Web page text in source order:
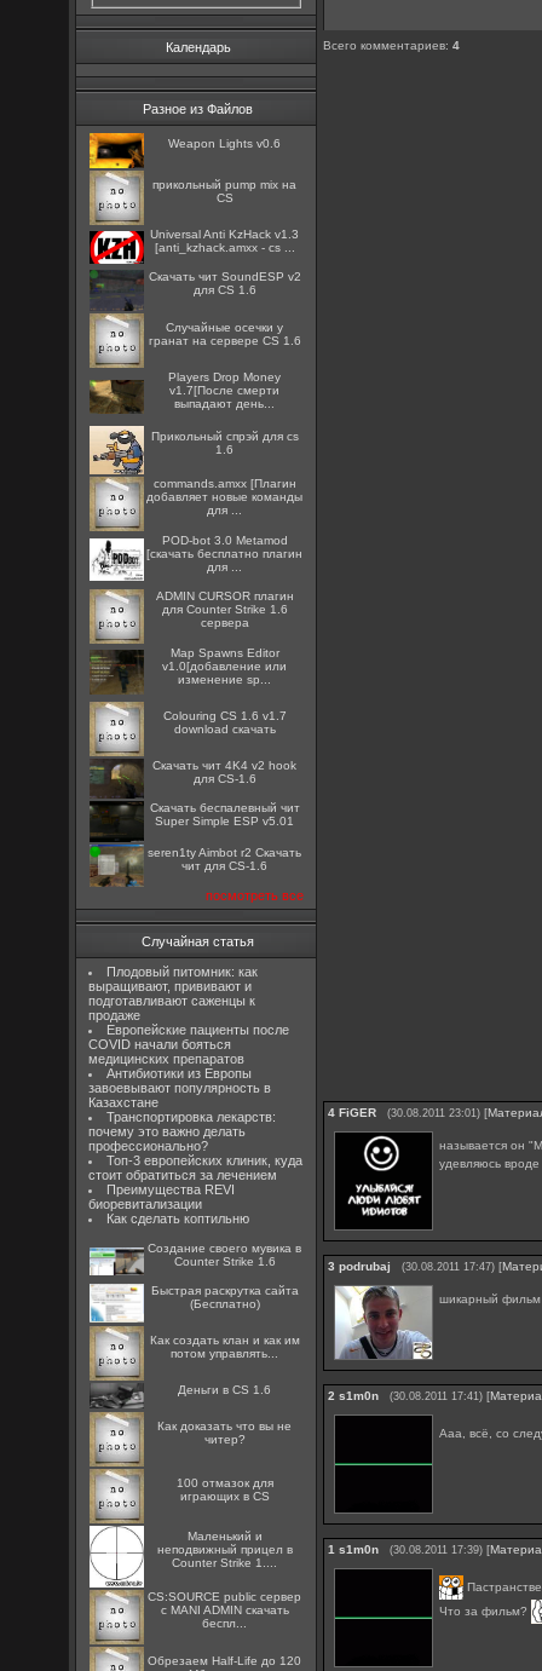
Календарь
Разное из Файлов
Weapon Lights v0.6
прикольный pump mix на
CS
Universal Anti KzHack v1.3
[anti_kzhack.amxx - cs ...
Скачать чит SoundESP v2
для CS 1.6
Случайные осечки у
гранат на сервере CS 1.6
Players Drop Money
v1.7[После смерти
выпадают день...
Прикольный спрэй для cs
1.6
commands.amxx [Плагин
добавляет новые команды
для ...
POD-bot 3.0 Metamod
[скачать бесплатно плагин
для ...
ADMIN CURSOR плагин
для Counter Strike 1.6
сервера
Map Spawns Editor
v1.0[добавление или
изменение sp...
Colouring CS 1.6 v1.7
download скачать
Скачать чит 4K4 v2 hook
для CS-1.6
Скачать беспалевный чит
Super Simple ESP v5.01
seren1ty Aimbot r2 Скачать
чит для CS-1.6
посмотреть все
Случайная статья
Плодовый питомник: как
выращивают, прививают и
подготавливают саженцы к
продаже
Европейские пациенты после
COVID начали бояться
медицинских препаратов
Антибиотики из Европы
завоевывают популярность в
Казахстане
Транспортировка лекарств:
почему это важно делать
профессионально?
Топ-3 европейских клиник, куда
стоит обратиться за лечением
Преимущества REVI
биоревитализации
Как сделать коптильню
Создание своего мувика в
Counter Strike 1.6
Быстрая раскрутка сайта
(Бесплатно)
Как создать клан и как им
потом управлять...
Деньги в CS 1.6
Как доказать что вы не
читер?
100 отмазок для
играющих в CS
Маленький и
неподвижный прицел в
Counter Strike 1....
CS:SOURCE public сервер
с MANI ADMIN скачать
беспл...
Обрезаем Half-Life до 120
Всего комментариев:4
4 FiGER (30.08.2011 23:01) [
называется он
удевляюсь
3 podrubaj (30.08.2011 17:47) [
шикарный фильм
2 s1m0n (30.08.2011 17:41) [
Ааа, всё, со
1 s1m0n (30.08.2011 17:39) [
Что за фильм?